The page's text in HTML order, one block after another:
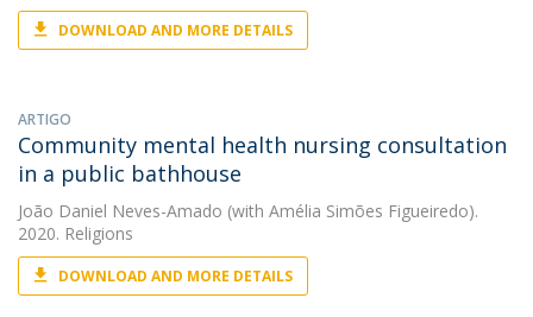
DOWNLOAD AND MORE DETAILS
ARTIGO
Community mental health nursing consultation
in a public bathhouse
João Daniel Neves-Amado (with Amélia Simões Figueiredo).
2020. Religions
DOWNLOAD AND MORE DETAILS